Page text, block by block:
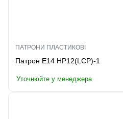
ПАТРОНИ ПЛАСТИКОВІ
Патрон E14 HP12(LCP)-1
Уточнюйте у менеджера